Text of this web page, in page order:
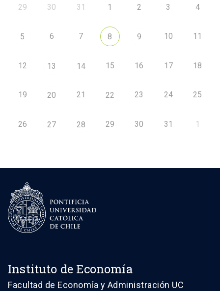
29 30 31 1 2 3 4
5 6 7 8 9 10 11
12 13 14 15 16 17 18
19 20 21 22 23 24 25
26 27 28 29 30 31 1
Instituto de Economía
Facultad de Economía y Administración UC